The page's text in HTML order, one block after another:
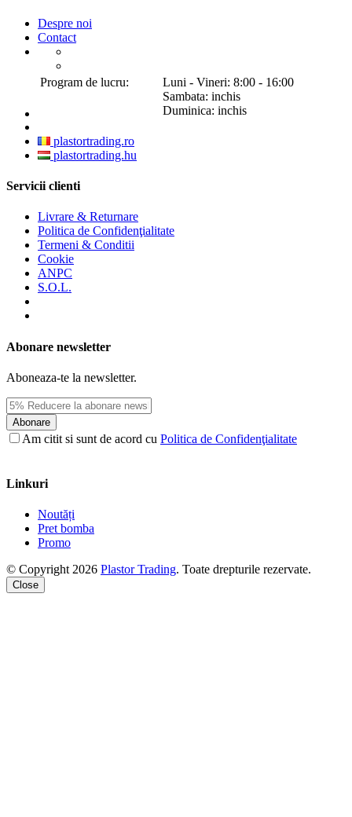
Despre noi
Contact
Program de lucru:
Luni - Vineri: 8:00 - 16:00
Sambata: inchis
Duminica: inchis
plastortrading.ro
plastortrading.hu
Servicii clienti
Livrare & Returnare
Politica de Confidenţialitate
Termeni & Conditii
Cookie
ANPC
S.O.L.
Abonare newsletter
Aboneaza-te la newsletter.
Abonare
Am citit si sunt de acord cu Politica de Confidenţialitate
Linkuri
Noutăți
Pret bomba
Promo
© Copyright 2026 Plastor Trading. Toate drepturile rezervate.
Close